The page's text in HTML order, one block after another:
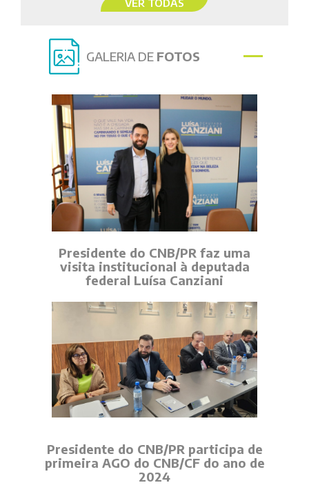
VER TODAS
GALERIA DE FOTOS
Presidente do CNB/PR faz uma
visita institucional à deputada
federal Luísa Canziani
Presidente do CNB/PR participa de
primeira AGO do CNB/CF do ano de
2024